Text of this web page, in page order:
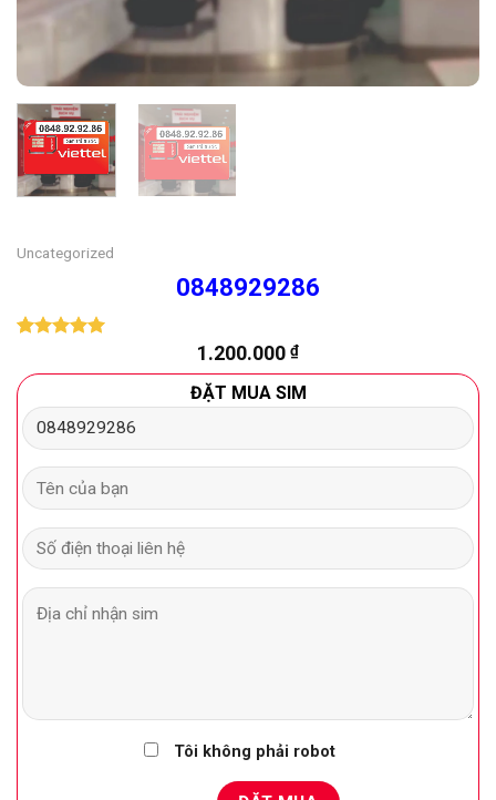
Uncategorized
0848929286
đánh giá
1.200.000 ₫
ĐẶT MUA SIM
Tôi không phải robot